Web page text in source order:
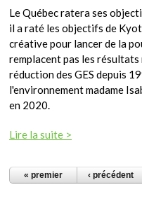
Le Québec ratera ses
il a raté les objectifs de
créative pour lancer de la
remplacent pas les
réduction des GES depuis
l'environnement madame
en 2020.
Lire la suite >
PAGES
« premier ‹ précédent